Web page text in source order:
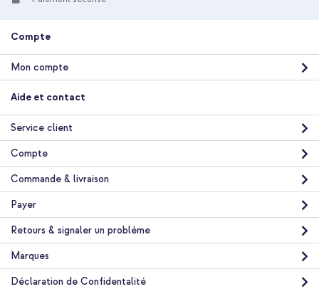
Compte
Mon compte
Aide et contact
Service client
Compte
Commande & livraison
Payer
Retours & signaler un problème
Marques
Déclaration de Confidentalité